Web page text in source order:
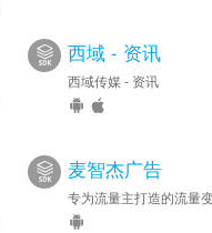
西域 - 资讯
西域传媒 - 资讯
麦智杰广告
专为流量主打造的流量